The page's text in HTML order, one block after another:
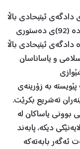
ئیتیحادی باڵا
ناكۆكە لەگەڵ دەقی بەندی (دووەم)ی ماددە (92)ی دەستوری
بەندە دادگەی ئیتیحادی باڵا
و یاساناسان
بە زۆرینەی
تەشریع بكرێت.
بوونی یاساكان لە
دیكە، پابەند
ئەگەر بابەتەكە